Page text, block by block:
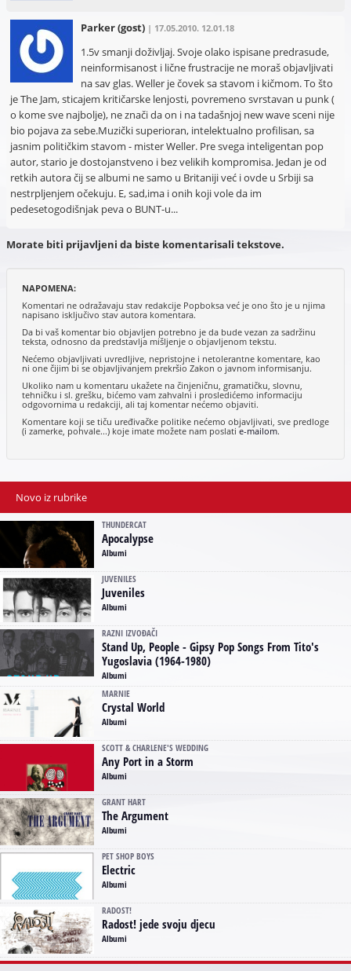
Parker(gost) | 17.05.2010. 12.01.18
1.5v smanji doživljaj. Svoje olako ispisane predrasude,
neinformisanost i lične frustracije ne moraš objavljivati
na sav glas. Weller je čovek sa stavom i kičmom. To što
je The Jam, sticajem kritičarske lenjosti, povremeno svrstavan u punk (
o kome sve najbolje), ne znači da on i na tadašnjoj new wave sceni nije
bio pojava za sebe.Muzički superioran, intelektualno profilisan, sa
jasnim političkim stavom - mister Weller. Pre svega inteligentan pop
autor, stario je dostojanstveno i bez velikih kompromisa. Jedan je od
retkih autora čij se albumi ne samo u Britaniji već i ovde u Srbiji sa
nestrpljenjem očekuju. E, sad,ima i onih koji vole da im
pedesetogodišnjak peva o BUNT-u...
Morate biti prijavljeni da biste komentarisali tekstove.
NAPOMENA:
Komentari ne odražavaju stav redakcije Popboksa već je ono što je u njima
napisano isključivo stav autora komentara.
Da bi vaš komentar bio objavljen potrebno je da bude vezan za sadržinu
teksta, odnosno da predstavlja mišljenje o objavljenom tekstu.
Nećemo objavljivati uvredljive, nepristojne i netolerantne komentare, kao
ni one čijim bi se objavljivanjem prekršio Zakon o javnom informisanju.
Ukoliko nam u komentaru ukažete na činjeničnu, gramatičku, slovnu,
tehničku i sl. grešku, bićemo vam zahvalni i prosledićemo informaciju
odgovornima u redakciji, ali taj komentar nećemo objaviti.
Komentare koji se tiču uređivačke politike nećemo objavljivati, sve predloge
(i zamerke, pohvale...) koje imate možete nam poslatie-mailom.
Novo iz rubrike
THUNDERCAT
Apocalypse
Albumi
JUVENILES
Juveniles
Albumi
RAZNI IZVOĐAČI
Stand Up, People - Gipsy Pop Songs From Tito's
Yugoslavia (1964-1980)
Albumi
MARNIE
Crystal World
Albumi
SCOTT & CHARLENE'S WEDDING
Any Port in a Storm
Albumi
GRANT HART
The Argument
Albumi
PET SHOP BOYS
Electric
Albumi
RADOST!
Radost! jede svoju djecu
Albumi